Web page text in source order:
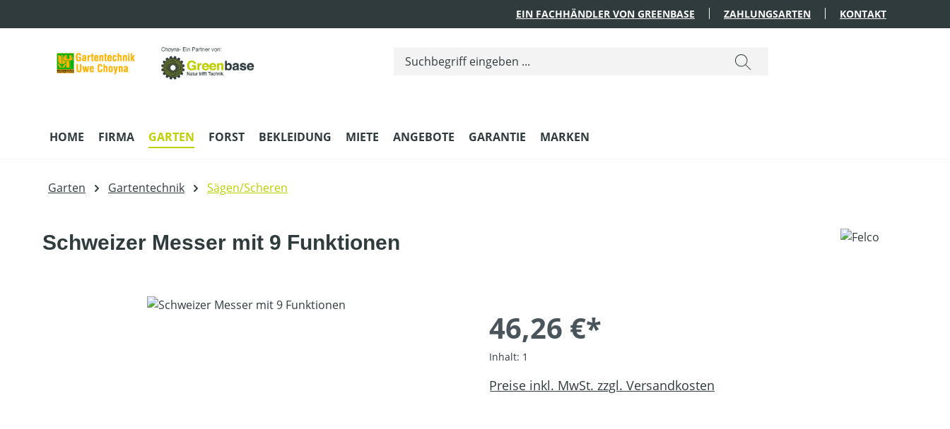
EIN FACHHÄNDLER VON GREENBASE ZAHLUNGSARTEN KONTAKT
HOME FIRMA GARTEN FORST BEKLEIDUNG MIETE ANGEBOTE GARANTIE MARKEN
Garten Gartentechnik Sägen/Scheren
Schweizer Messer mit 9 Funktionen
Bildergalerie überspringen
46,26 €*
Inhalt: 1
Preise inkl. MwSt. zzgl. Versandkosten